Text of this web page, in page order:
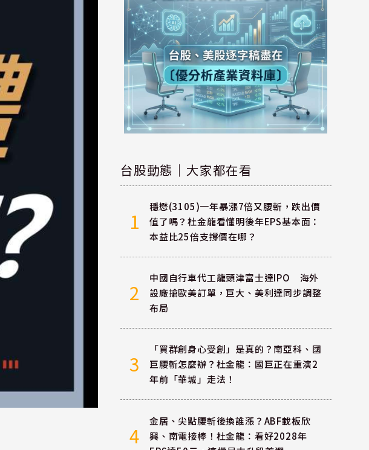
台股動態｜大家都在看
1
穩懋(3105)一年暴漲7倍又腰斬，跌出價
值了嗎？杜金龍看懂明後年EPS基本面：
本益比25倍支撐價在哪？
2
中國自行車代工龍頭津富士達IPO 海外
設廠搶歐美訂單，巨大、美利達同步調整
布局
3
「買群創身心受創」是真的？南亞科、國
巨腰斬怎麼辦？杜金龍：國巨正在重演2
年前「華城」走法！
4
金居、尖點腰斬後換誰漲？ABF載板欣
興、南電接棒！杜金龍：看好2028年